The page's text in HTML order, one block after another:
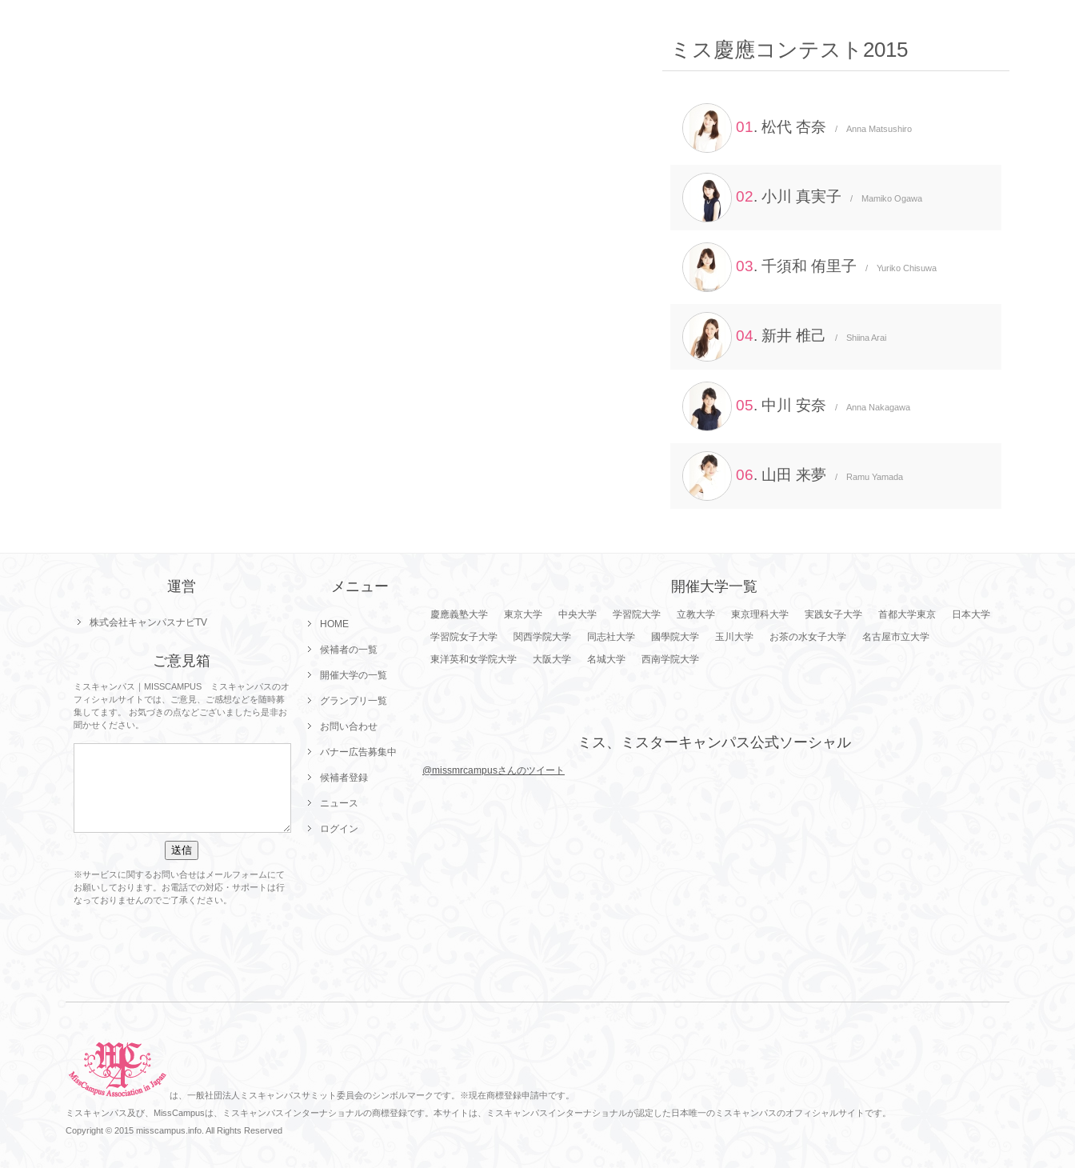
ミス慶應コンテスト2015
01. 松代 杏奈 / Anna Matsushiro
02. 小川 真実子 / Mamiko Ogawa
03. 千須和 侑里子 / Yuriko Chisuwa
04. 新井 椎己 / Shiina Arai
05. 中川 安奈 / Anna Nakagawa
06. 山田 来夢 / Ramu Yamada
運営
株式会社キャンパスナビTV
ご意見箱
ミスキャンパス｜MISSCAMPUS ミスキャンパスのオ
フィシャルサイトでは、ご意見、ご感想などを随時募
集してます。 お気づきの点などございましたら是非お
聞かせください。
※サービスに関するお問い合せはメールフォームにて
お願いしております。お電話での対応・サポートは行
なっておりませんのでご了承ください。
メニュー
HOME
候補者の一覧
開催大学の一覧
グランプリ一覧
お問い合わせ
バナー広告募集中
候補者登録
ニュース
ログイン
開催大学一覧
慶應義塾大学 東京大学 中央大学 学習院大学 立教大学 東京理科大学 実践女子大学 首都大学東京
日本大学
学習院女子大学
関西学院大学 同志社大学 國學院大学 玉川大学 お茶の水女子大学
名古屋市立大学
東洋英和女学院大学
大阪大学 名城大学 西南学院大学
ミス、ミスターキャンパス公式ソーシャル
@missmrcampusさんのツイート
は、一般社団法人ミスキャンパスサミット委員会のシンボルマークです。※現在商標登録申請中です。
ミスキャンパス及び、MissCampusは、ミスキャンパスインターナショナルの商標登録です。本サイトは、ミスキャンパスインターナショナルが認定した日本唯一のミスキャンパスのオフィシャルサイトです。
Copyright © 2015 misscampus.info. All Rights Reserved